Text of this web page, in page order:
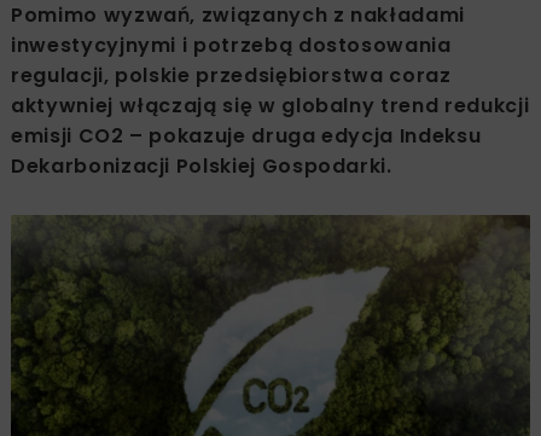
Pomimo wyzwań, związanych z nakładami
inwestycyjnymi i potrzebą dostosowania
regulacji, polskie przedsiębiorstwa coraz
aktywniej włączają się w globalny trend redukcji
emisji CO2 – pokazuje druga edycja Indeksu
Dekarbonizacji Polskiej Gospodarki.